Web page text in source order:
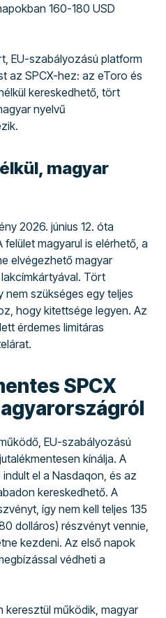
160-180 USD
EU-szabályozású platform
az SPCX-hez: az eToro és
kereskedhető, tört
nyelvű
magyar
2026. június 12. óta
magyarul is elérhető, a
elvégezhető magyar
Tört
nem szükséges egy teljes
hogy kitettsége legyen. Az
érdemes limitáras
SPCX
EU-szabályozású
kínálja. A
el a Nasdaqon, és az
kereskedhető. A
így nem kell teljes 135
dolláros) részvényt vennie,
kezdeni. Az első napok
védheti a
keresztül működik, magyar